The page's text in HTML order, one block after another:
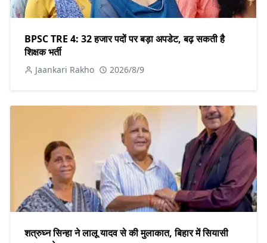
BPSC TRE 4: 32 हजार पदों पर बड़ा अपडेट, बढ़ सकती है
शिक्षक भर्ती
Jaankari Rakho 2026/8/9
शत्रुघ्न सिन्हा ने लालू यादव से की मुलाकात, बिहार में सियासी